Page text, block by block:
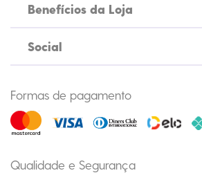
Benefícios da Loja
Social
Formas de pagamento
Qualidade e Segurança